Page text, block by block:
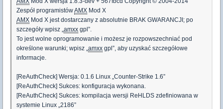
Zespół programistówAMX Mod X
AMX Mod X jest dostarczany z absolutnie BRAK GWARANCJI; po
szczegóły wpisz „amxx gpl”.
To jest wolne oprogramowanie i możesz je rozpowszechniać pod
określone warunki; wpisz „amxx gpl”, aby uzyskać szczegółowe
informacje.
[ReAuthCheck] Wersja: 0.1.6 Linux „Counter-Strike 1.6”
[ReAuthCheck] Sukces: konfiguracja wykonana.
[ReAuthCheck] Sukces: kompilacja wersji ReHLDS zdefiniowana w
systemie Linux „2186”